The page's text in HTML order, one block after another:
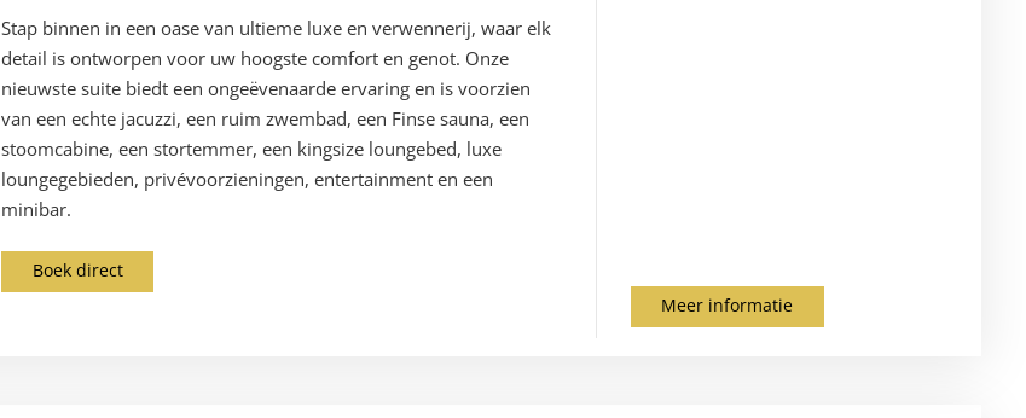
Stap binnen in een oase van ultieme luxe en verwennerij, waar elk
detail is ontworpen voor uw hoogste comfort en genot. Onze
nieuwste suite biedt een ongeëvenaarde ervaring en is voorzien
van een echte jacuzzi, een ruim zwembad, een Finse sauna, een
stoomcabine, een stortemmer, een kingsize loungebed, luxe
loungegebieden, privévoorzieningen, entertainment en een
minibar.
Boek direct
Meer informatie